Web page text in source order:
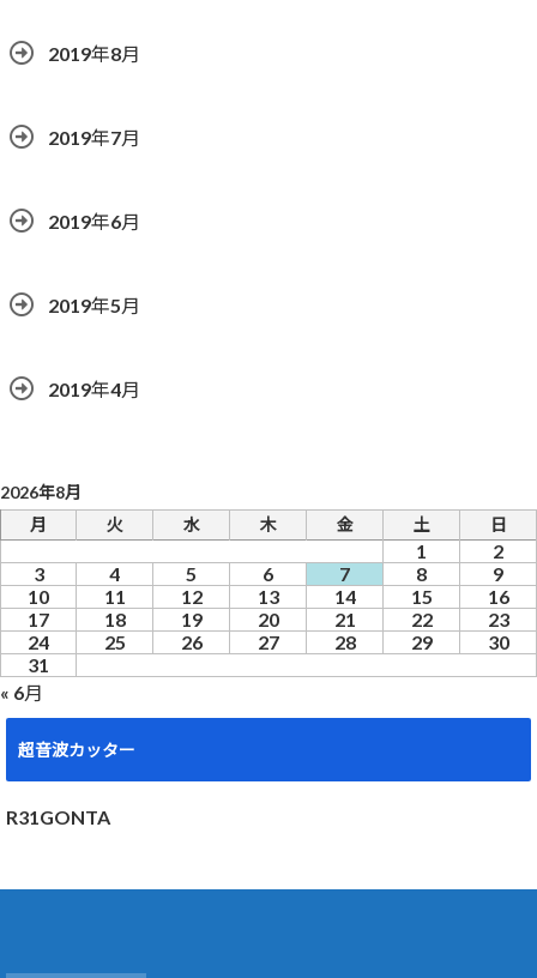
2019年8月
2019年7月
2019年6月
2019年5月
2019年4月
2026年8月
月
火 水 木 金 土 日
1
2
3
4 5 6 7 8
9
10
11 12 13 14 15
16
17
18 19 20 21 22
23
24
25 26 27 28 29
30
31
« 6月
超音波カッター
R31GONTA